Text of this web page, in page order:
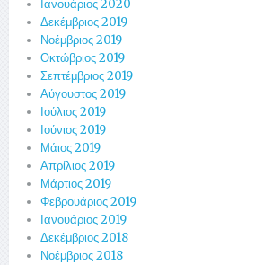
Ιανουάριος 2020
Δεκέμβριος 2019
Νοέμβριος 2019
Οκτώβριος 2019
Σεπτέμβριος 2019
Αύγουστος 2019
Ιούλιος 2019
Ιούνιος 2019
Μάιος 2019
Απρίλιος 2019
Μάρτιος 2019
Φεβρουάριος 2019
Ιανουάριος 2019
Δεκέμβριος 2018
Νοέμβριος 2018